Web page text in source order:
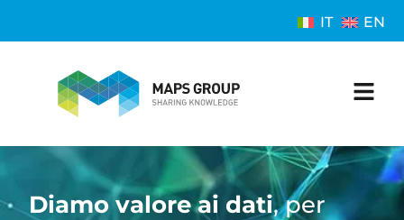
IT EN
Diamo valore ai dati, per